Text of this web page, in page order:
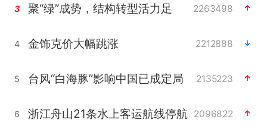
3 聚“绿”成势，结构转型活力足 2263498
4 金饰克价大幅跳涨 2212888
5 台风“白海豚”影响中国已成定局 2135223
6 浙江舟山21条水上客运航线停航 2096822